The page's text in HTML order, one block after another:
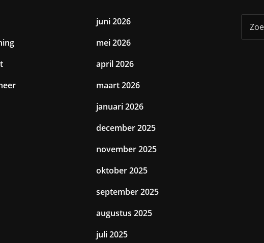
juni 2026
mei 2026
april 2026
maart 2026
januari 2026
december 2025
november 2025
oktober 2025
september 2025
augustus 2025
juli 2025